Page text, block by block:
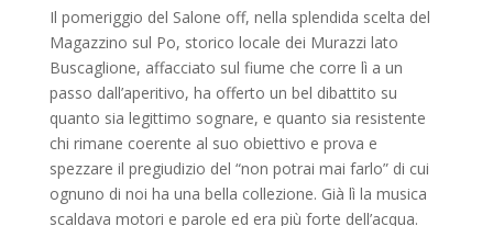
Il pomeriggio del Salone off, nella splendida scelta del
Magazzino sul Po, storico locale dei Murazzi lato
Buscaglione, affacciato sul fiume che corre lì a un
passo dall’aperitivo, ha offerto un bel dibattito su
quanto sia legittimo sognare, e quanto sia resistente
chi rimane coerente al suo obiettivo e prova e
spezzare il pregiudizio del “non potrai mai farlo” di cui
ognuno di noi ha una bella collezione. Già lì la musica
scaldava motori e parole ed era più forte dell’acqua.